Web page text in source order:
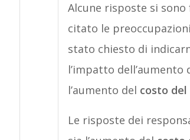
Alcune risposte si
citato le
stato chiesto di
l’impatto dell’aumento
l’aumento del costo
Le risposte dei